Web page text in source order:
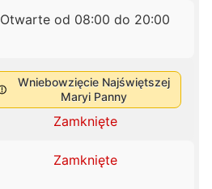
Otwarte od 08:00 do 20:00
Wniebowzięcie Najświętszej
Maryi Panny
Zamknięte
Zamknięte